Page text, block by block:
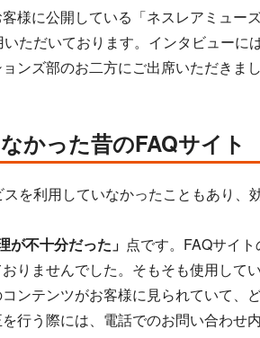
様に公開している「ネスレアミュ
ただいております。インタビュー
ンズ部のお二方にご出席いただきまし
かった昔のFAQサイト
を利用していなかったこともあり
が不十分だった」 点です。FAQサイ
りませんでした。そもそも使用し
ンテンツがお客様に見られていて
行う際には、電話でのお問い合わせ